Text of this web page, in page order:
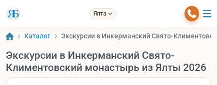
Ялта
Каталог Экскурсии в Инкерманский Свято-
Экскурсии в Инкерманский Свято-
Климентовский монастырь из Ялты 2026